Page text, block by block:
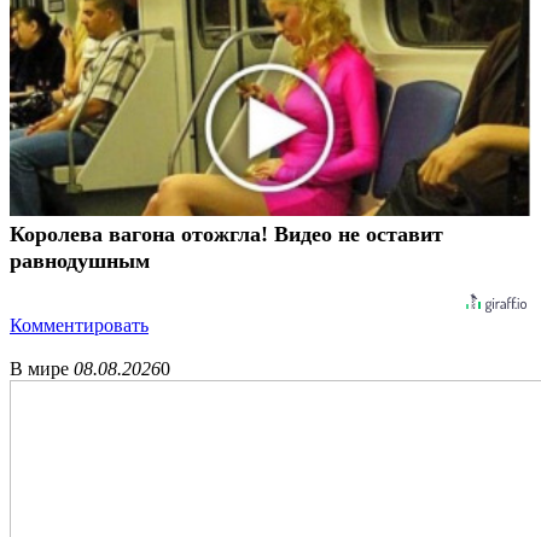
Королева вагона отожгла! Видео не оставит
равнодушным
Комментировать
В мире 08.08.20260